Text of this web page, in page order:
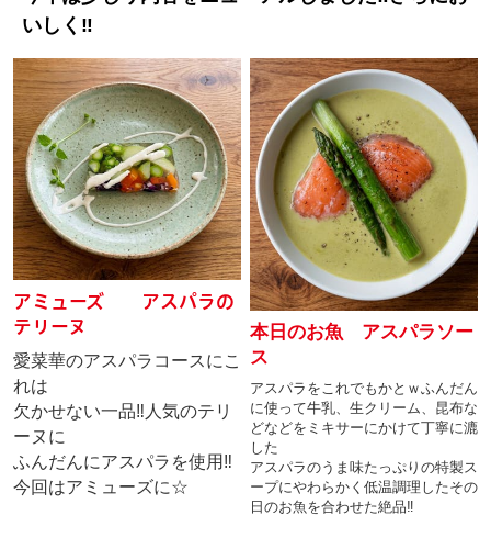
いしく‼
アミューズ アスパラの
テリーヌ
愛菜華のアスパラコースにこ
れは
欠かせない一品‼人気のテリ
ーヌに
ふんだんにアスパラを使用‼
今回はアミューズに☆
本日のお魚 アスパラソー
ス
アスパラをこれでもかとｗふんだん
に使って牛乳、生クリーム、昆布な
どなどをミキサーにかけて丁寧に漉
した
アスパラのうま味たっぷりの特製ス
ープにやわらかく低温調理したその
日のお魚を合わせた絶品‼